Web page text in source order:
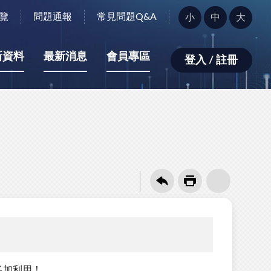
問題通報 常見問題Q&A
字
型
小：
小 中 大
資料 最新消息 會員專區 登入 / 註冊